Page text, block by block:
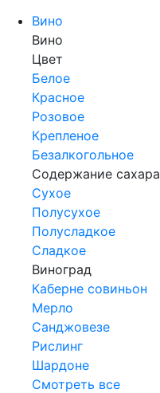
Вино
Вино
Цвет
Белое
Красное
Розовое
Крепленое
Безалкогольное
Содержание сахара
Сухое
Полусухое
Полусладкое
Сладкое
Виноград
Каберне совиньон
Мерло
Санджовезе
Рислинг
Шардоне
Смотреть все